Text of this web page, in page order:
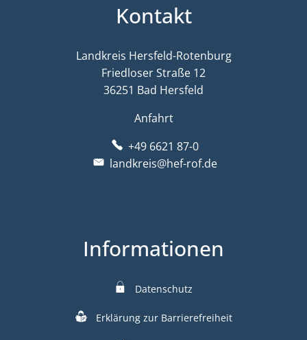
Kontakt
Landkreis Hersfeld-Rotenburg
Friedloser Straße 12
36251 Bad Hersfeld
Anfahrt
+49 6621 87-0
landkreis@hef-rof.de
Informationen
Datenschutz
Erklärung zur Barrierefreiheit